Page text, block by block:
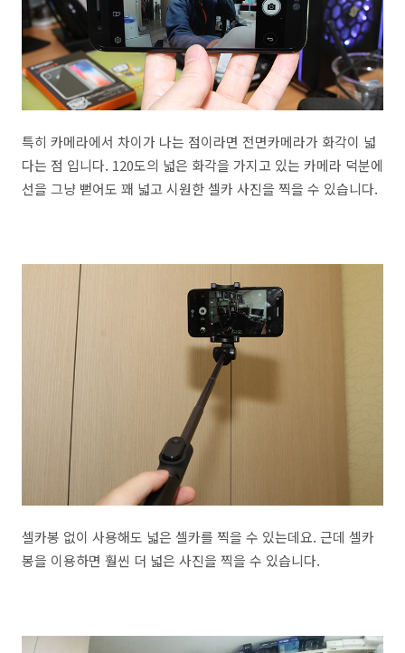
특히 카메라에서 차이가 나는 점이라면 전면카메라가 화각이 넓
다는 점 입니다. 120도의 넓은 화각을 가지고 있는 카메라 덕분에
선을 그냥 뻗어도 꽤 넓고 시원한 셀카 사진을 찍을 수 있습니다.
셀카봉 없이 사용해도 넓은 셀카를 찍을 수 있는데요. 근데 셀카
봉을 이용하면 훨씬 더 넓은 사진을 찍을 수 있습니다.